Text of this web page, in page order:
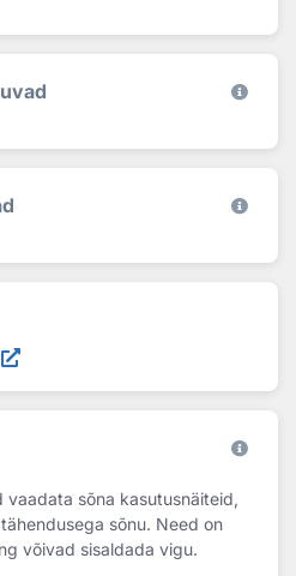
vaadata sõna kasutusnäiteid,
sõnu. Need on
võivad sisaldada vigu.